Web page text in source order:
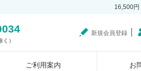
16,500円
）
新規会員登録
ご利用案内 お